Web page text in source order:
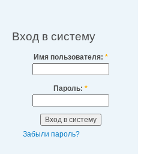
Вход в систему
Имя пользователя: *
Пароль: *
Забыли пароль?